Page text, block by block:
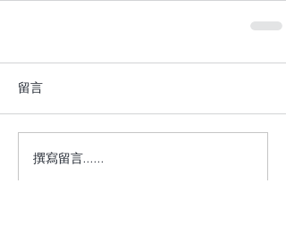
留言
撰寫留言......